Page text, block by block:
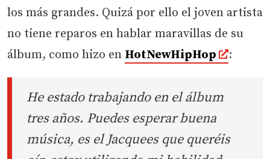
los más grandes. Quizá por ello el joven artista
no tiene reparos en hablar maravillas de su
álbum, como hizo en HotNewHipHop :
He estado trabajando en el álbum
tres años. Puedes esperar buena
música, es el Jacquees que queréis